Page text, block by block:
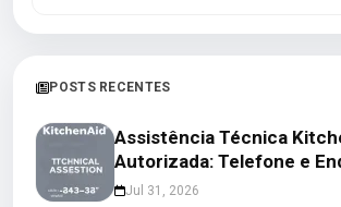
POSTS RECENTES
Assistência Técnica
Autorizada: Telefone e
Jul 31, 2026